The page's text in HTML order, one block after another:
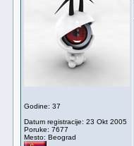
Godine: 37
Datum registracije: 23 Okt 2005
Poruke: 7677
Mesto: Beograd